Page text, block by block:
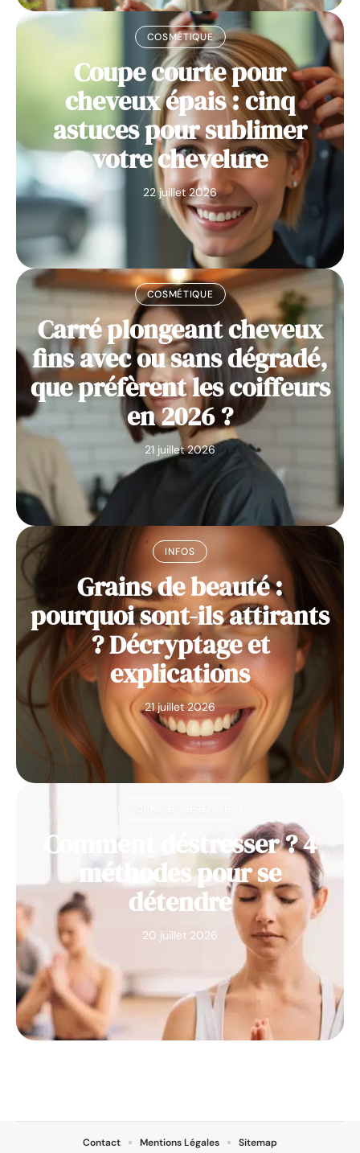
COSMÉTIQUE
Coupe courte pour
cheveux épais : cinq
astuces pour sublimer
votre chevelure
22 juillet 2026
COSMÉTIQUE
Carré plongeant cheveux
fins avec ou sans dégradé,
que préfèrent les coiffeurs
en 2026 ?
21 juillet 2026
INFOS
Grains de beauté :
pourquoi sont-ils attirants
? Décryptage et
explications
21 juillet 2026
Comment déstresser ? 4
méthodes pour se
détendre
20 juillet 2026
Contact Mentions Légales Sitemap